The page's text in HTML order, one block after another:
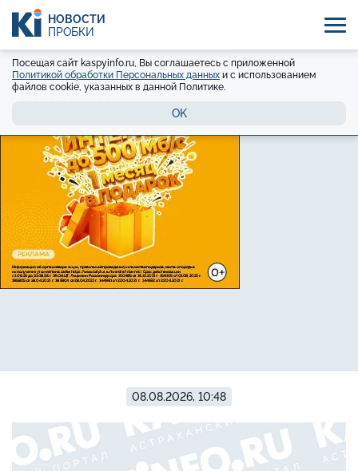
НОВОСТИ
ПРОБКИ
Посещая сайт kaspyinfo.ru, Вы соглашаетесь с приложенной
Политикой обработки Персональных данных и с использованием
файлов cookie, указанных в данной Политике.
OK
08.08.2026, 10:48